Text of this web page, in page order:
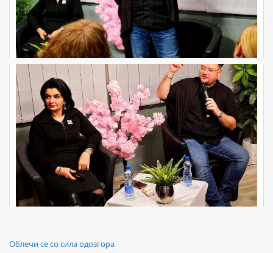
Навигација
Previous
Облечи се со сила одозгора